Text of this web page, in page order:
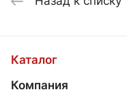
Каталог
Компания